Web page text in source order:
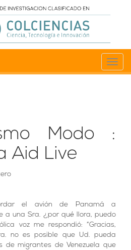
Modo :
Aid Live
el avión de Panamá a
a una Sra. ¿por qué llora, puedo
voz me respondió: “Gracias,
no es posible que Ud. pueda
de migrantes de Venezuela que